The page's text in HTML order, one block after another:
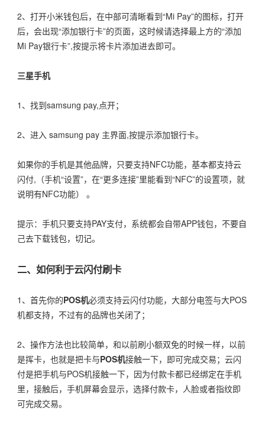
2、打开小米钱包后，在中部可清晰看到“Mi Pay”的图标，打开
后，会出现“添加银行卡”的页面，这时候请选择最上方的“添加
Mi Pay银行卡”,按提示将卡片添加进去即可。
三星手机
1、找到samsung pay,点开；
2、进入 samsung pay 主界面,按提示添加银行卡。
如果你的手机是其他品牌，只要支持NFC功能，基本都支持云
闪付,（手机“设置”，在“更多连接”里能看到“NFC”的设置项，就
说明有NFC功能） 。
提示：手机只要支持PAY支付，系统都会自带APP钱包，不要自
己去下载钱包，切记。
二、如何利于云闪付刷卡
1、首先你的POS机必须支持云闪付功能，大部分电签与大POS
机都支持，不过有的品牌也关闭了；
2、操作方法也比较简单，和以前刷小额双免的时候一样，以前
是挥卡，也就是把卡与POS机接触一下，即可完成交易；云闪
付是把手机与POS机接触一下，因为付款卡都已经绑定在手机
里，接触后，手机屏幕会显示，选择付款卡，人脸或者指纹即
可完成交易。